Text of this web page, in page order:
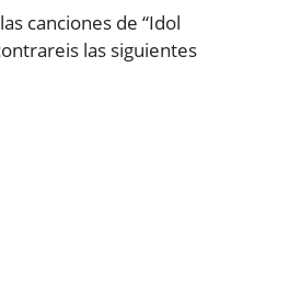
canciones de “Idol
las siguientes